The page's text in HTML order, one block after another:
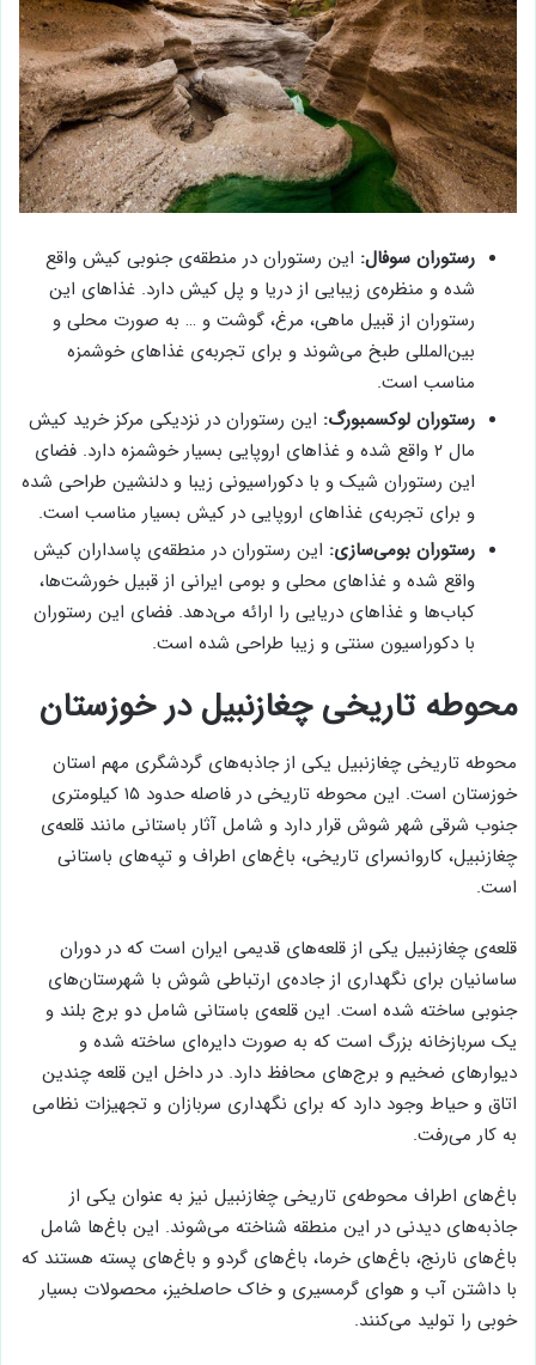
رستوران سوفال: این رستوران در منطقه‌ی جنوبی کیش واقع
شده و منظره‌ی زیبایی از دریا و پل کیش دارد. غذاهای این
رستوران از قبیل ماهی، مرغ، گوشت و … به صورت محلی و
بین‌المللی طبخ می‌شوند و برای تجربه‌ی غذاهای خوشمزه
مناسب است.
رستوران لوکسمبورگ: این رستوران در نزدیکی مرکز خرید کیش
مال ۲ واقع شده و غذاهای اروپایی بسیار خوشمزه دارد. فضای
این رستوران شیک و با دکوراسیونی زیبا و دلنشین طراحی شده
و برای تجربه‌ی غذاهای اروپایی در کیش بسیار مناسب است.
رستوران بومی‌سازی: این رستوران در منطقه‌ی پاسداران کیش
واقع شده و غذاهای محلی و بومی ایرانی از قبیل خورشت‌ها،
کباب‌ها و غذاهای دریایی را ارائه می‌دهد. فضای این رستوران
با دکوراسیون سنتی و زیبا طراحی شده است.
محوطه تاریخی چغازنبیل در خوزستان
محوطه تاریخی چغازنبیل یکی از جاذبه‌های گردشگری مهم استان
خوزستان است. این محوطه تاریخی در فاصله حدود ۱۵ کیلومتری
جنوب شرقی شهر شوش قرار دارد و شامل آثار باستانی مانند قلعه‌ی
چغازنبیل، کاروانسرای تاریخی، باغ‌های اطراف و تپه‌های باستانی
است.
قلعه‌ی چغازنبیل یکی از قلعه‌های قدیمی ایران است که در دوران
ساسانیان برای نگهداری از جاده‌ی ارتباطی شوش با شهرستان‌های
جنوبی ساخته شده است. این قلعه‌ی باستانی شامل دو برج بلند و
یک سربازخانه بزرگ است که به صورت دایره‌ای ساخته شده و
دیوارهای ضخیم و برج‌های محافظ دارد. در داخل این قلعه چندین
اتاق و حیاط وجود دارد که برای نگهداری سربازان و تجهیزات نظامی
به کار می‌رفت.
باغ‌های اطراف محوطه‌ی تاریخی چغازنبیل نیز به عنوان یکی از
جاذبه‌های دیدنی در این منطقه شناخته می‌شوند. این باغ‌ها شامل
باغ‌های نارنج، باغ‌های خرما، باغ‌های گردو و باغ‌های پسته هستند که
با داشتن آب و هوای گرمسیری و خاک حاصلخیز، محصولات بسیار
خوبی را تولید می‌کنند.